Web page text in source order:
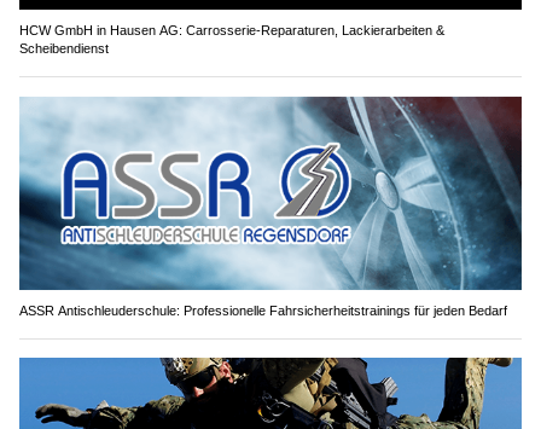
HCW GmbH in Hausen AG: Carrosserie-Reparaturen, Lackierarbeiten &
Scheibendienst
ASSR Antischleuderschule: Professionelle Fahrsicherheitstrainings für jeden Bedarf